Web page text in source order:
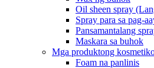
Oil sheen spray
Spray para sa pag-
Pansamantalang
Maskara sa buhok
Mga produktong
Foam na panlinis